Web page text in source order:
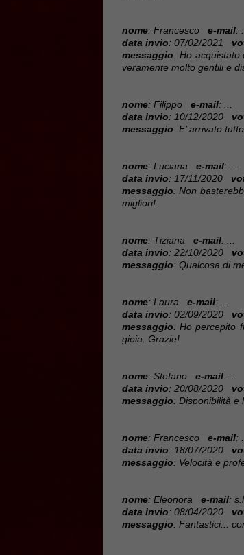
nome: Francesco e-mail:
data invio: 07/02/2021
messaggio: Ho acquistato
veramente molto gentili e
nome: Filippo e-mail: ...
data invio: 10/12/2020
messaggio: E’ arrivato
nome: Luciana e-mail: ...
data invio: 17/11/2020
messaggio: Non
migliori!
nome: Tiziana e-mail: ...
data invio: 22/10/2020
messaggio: Qualcosa di
nome: Laura e-mail: ...
data invio: 02/09/2020
messaggio: Ho percepito
gioia. Grazie!
nome: Stefano e-mail: ...
data invio: 20/08/2020
messaggio: Disponibilità e
nome: Francesco e-mail:
data invio: 18/07/2020
messaggio: Velocità e
nome: Eleonora e-mail:
data invio: 08/04/2020
messaggio: Fantastici...